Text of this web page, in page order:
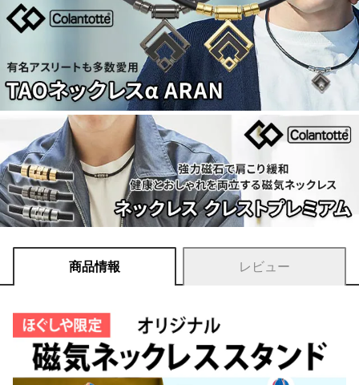
商品情報 レビュー